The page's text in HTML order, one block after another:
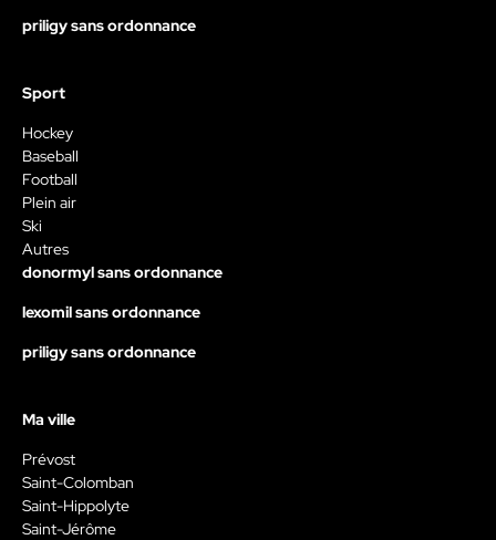
priligy sans ordonnance
Sport
Hockey
Baseball
Football
Plein air
Ski
Autres
donormyl sans ordonnance
lexomil sans ordonnance
priligy sans ordonnance
Ma ville
Prévost
Saint-Colomban
Saint-Hippolyte
Saint-Jérôme